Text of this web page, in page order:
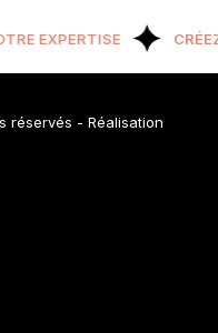
EXPERTISE CRÉEZ
réservés - Réalisation